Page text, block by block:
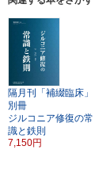
隔月刊「補綴臨床」
別冊
ジルコニア修復の常
識と鉄則
7,150円